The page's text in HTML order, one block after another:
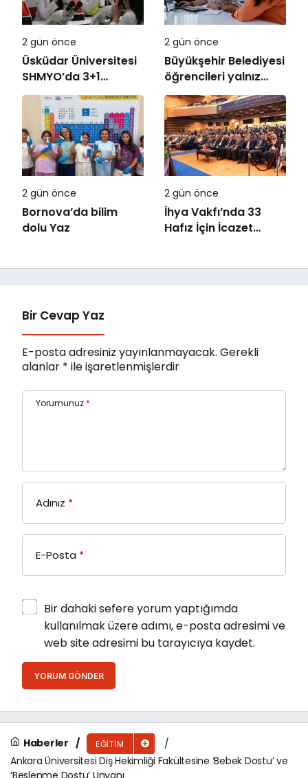
2 gün önce
Üsküdar Üniversitesi
SHMYO’da 3+1
dönemi başlıyor!
2 gün önce
Büyükşehir Belediyesi
öğrencileri yalnız
bırakmıyor
2 gün önce
Bornova’da bilim
dolu Yaz
2 gün önce
İhya Vakfı’nda 33
Hafız İçin İcazet
Bir Cevap Yaz
E-posta adresiniz yayınlanmayacak. Gerekli
alanlar * ile işaretlenmişlerdir
Yorumunuz *
Adınız *
E-Posta *
Bir dahaki sefere yorum yaptığımda
kullanılmak üzere adımı, e-posta adresimi ve
web site adresimi bu tarayıcıya kaydet.
YORUM GÖNDER
Haberler EĞITIM
Ankara Üniversitesi Diş Hekimliği Fakültesine ‘Bebek Dostu’ ve
‘Beslenme Dostu’ Unvanı